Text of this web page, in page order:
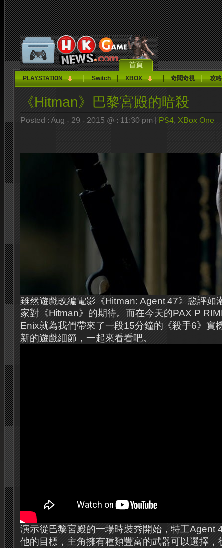
首頁
PLAYSTATION Switch XBOX 奇聞奇視 攻
《Hitman》巴黎宮殿的暗殺
Posted : Aug - 29 - 2015 @ : 11:30 pm | PS4, XBox One
雖然遊戲改編電影《Hitman: Agent 47》惡評如
家對《Hitman》的期待。而在今天的PAX P
Enix就為我們帶來了一段15分鐘的《殺手6》實
新的遊戲細節，一起來看看吧。
演示從巴黎宮殿的一場時裝秀開始，特工Agent
他的目標，主角擁有種類豐富的武器可以選擇，